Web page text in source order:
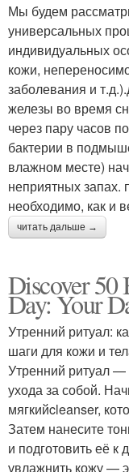
Мы будем
универсальных
индивидуальных
кожи,
заболевания и
железы во время
через пару часов
бактерии в
влажном месте)
неприятных запах.
необходимо, как и
читать дальше →
Discover 50
Day: Your
Утренний ритуал:
шаги для кожи и
Утренний ритуал —
ухода за собой.
мягкийcleanser,
Затем нанесите
и подготовить её
увлажнить кожу —